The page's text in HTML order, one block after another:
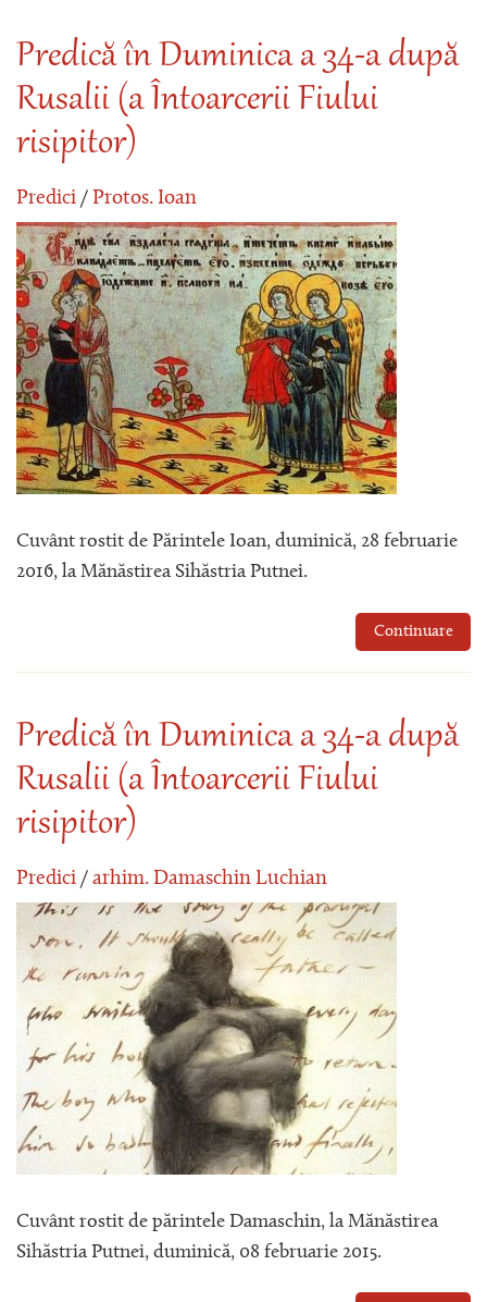
Predică în Duminica a 34-a după
Rusalii (a Întoarcerii Fiului
risipitor)
Predici / Protos. Ioan
Cuvânt rostit de Părintele Ioan, duminică, 28 februarie
2016, la Mănăstirea Sihăstria Putnei.
Continuare
Predică în Duminica a 34-a după
Rusalii (a Întoarcerii Fiului
risipitor)
Predici / arhim. Damaschin Luchian
Cuvânt rostit de părintele Damaschin, la Mănăstirea
Sihăstria Putnei, duminică, 08 februarie 2015.